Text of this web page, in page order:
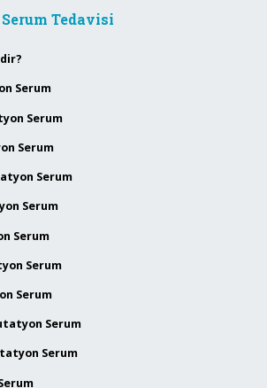
Tedavisi
Serum
Serum
Serum
Serum
Serum
Serum
Serum
Serum
Serum
Serum